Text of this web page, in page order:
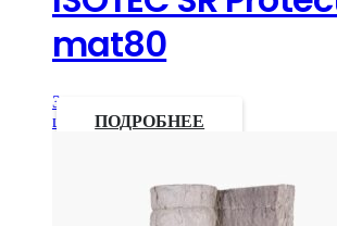
mat80
Запросить
цену
ПОДРОБНЕЕ